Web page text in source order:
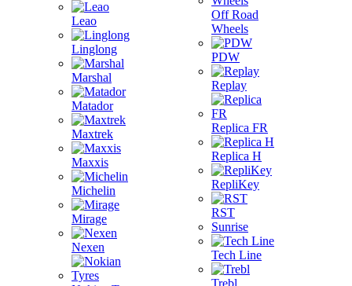
Leao
Linglong
Marshal
Matador
Maxtrek
Maxxis
Michelin
Mirage
Nexen
Off Road
Wheels
PDW
Replay
Replica FR
Replica H
RepliKey
RST
Sunrise
Tech Line
Trebl